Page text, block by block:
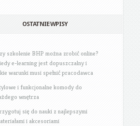
OSTATNIE WPISY
szkolenie BHP można zrobić online?
e-learning jest dopuszczalny i
warunki musi spełnić pracodawca
i funkcjonalne komody do
wnętrza
się do nauki z najlepszymi
i akcesoriami